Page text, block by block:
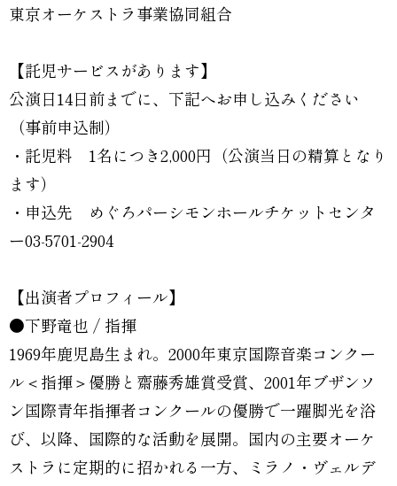
東京オーケストラ事業協同組合
【託児サービスがあります】
公演日14日前までに、下記へお申し込みください
（事前申込制）
・託児料 1名につき2,000円（公演当日の精算となり
ます）
・申込先 めぐろパーシモンホールチケットセンタ
ー03-5701-2904
【出演者プロフィール】
●下野竜也 / 指揮
1969年鹿児島生まれ。2000年東京国際音楽コンクー
ル＜指揮＞優勝と齋藤秀雄賞受賞、2001年ブザンソ
ン国際青年指揮者コンクールの優勝で一躍脚光を浴
び、以降、国際的な活動を展開。国内の主要オーケ
ストラに定期的に招かれる一方、ミラノ・ヴェルデ